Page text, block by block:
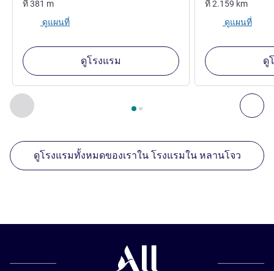
ก่อนหน้า - สถานประกอบการอื่นของเราที่อยู่ใกล้เคียง ถั
หน้า1 , สถานประกอบการอื่นของเราที่อยู่ใกล้เคียง 1 :,
ที่381 m
ดูแผนที่
ดูโรงแรม
ที่2.159 km
ดูแผนที่
ดู
ดูโรงแรมทั้งหมดของเราใน โรงแรมใน หลานโจว